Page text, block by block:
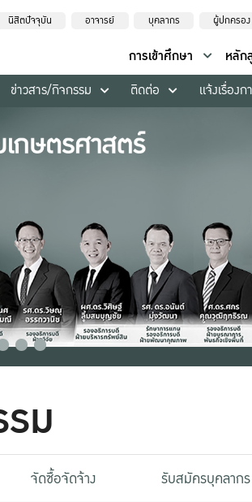
นิสิตปัจจุบัน อาจารย์ บุคลากร ผู้ปกครอง
การเข้าศึกษา หลัก
ข่าวสาร/กิจกรรม ติดต่อ แจ้งเรื่อง
ม
จัดซื้อจัดจ้าง รับสมัครบุคลากร